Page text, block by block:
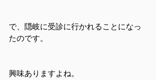
で、隠岐に受診に行かれることになっ
たのです。
興味ありますよね。